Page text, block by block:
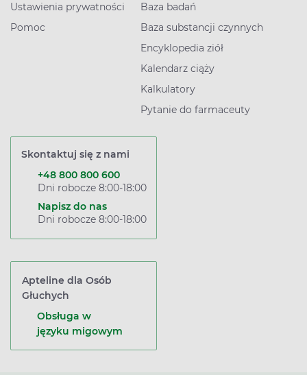
Ustawienia prywatności
Pomoc
Baza badań
Baza substancji czynnych
Encyklopedia ziół
Kalendarz ciąży
Kalkulatory
Pytanie do farmaceuty
Skontaktuj się z nami
+48 800 800 600
Dni robocze 8:00-18:00
Napisz do nas
Dni robocze 8:00-18:00
Apteline dla Osób
Głuchych
Obsługa w
języku migowym